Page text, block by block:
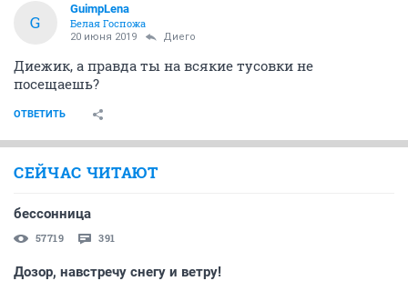
G
GuimpLena
Белая Госпожа
20 июня 2019 Диего
Диежик, а правда ты на всякие тусовки не
посещаешь?
ОТВЕТИТЬ
СЕЙЧАС ЧИТАЮТ
бессонница
57719 391
Дозор, навстречу снегу и ветру!